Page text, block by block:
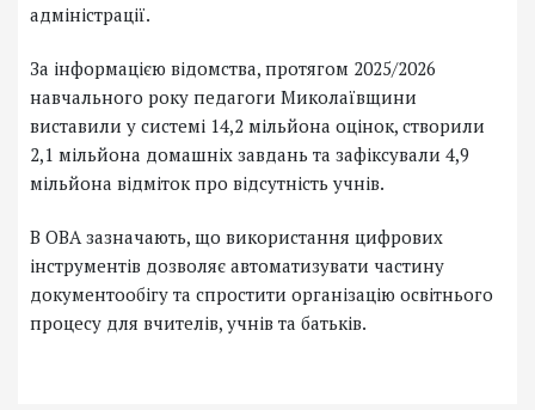
адміністрації.
За інформацією відомства, протягом 2025/2026
навчального року педагоги Миколаївщини
виставили у системі 14,2 мільйона оцінок, створили
2,1 мільйона домашніх завдань та зафіксували 4,9
мільйона відміток про відсутність учнів.
В ОВА зазначають, що використання цифрових
інструментів дозволяє автоматизувати частину
документообігу та спростити організацію освітнього
процесу для вчителів, учнів та батьків.